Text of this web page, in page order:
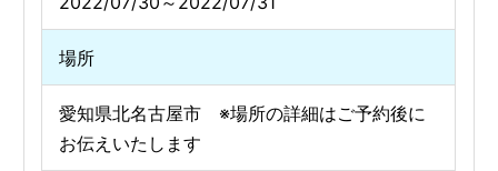
場所
愛知県北名古屋市 ※場所の詳細はご予約後に
お伝えいたします